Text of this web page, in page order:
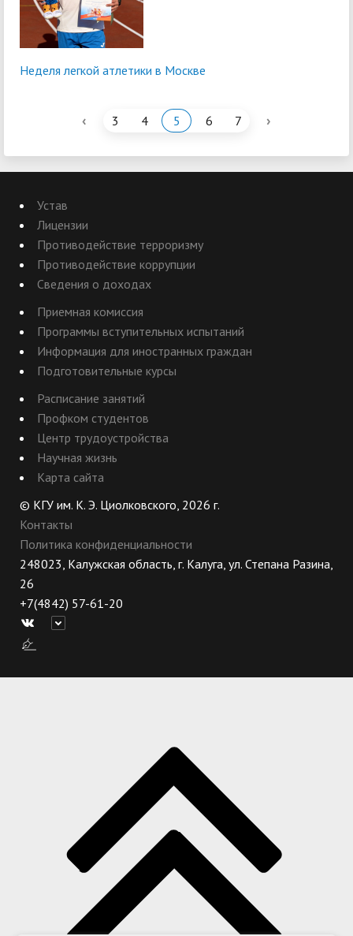
Неделя легкой атлетики в Москве
‹ 3 4 5 6 7 ›
Устав
Лицензии
Противодействие терроризму
Противодействие коррупции
Сведения о доходах
Приемная комиссия
Программы вступительных испытаний
Информация для иностранных граждан
Подготовительные курсы
Расписание занятий
Профком студентов
Центр трудоустройства
Научная жизнь
Карта сайта
© КГУ им. К. Э. Циолковского, 2026 г.
Контакты
Политика конфиденциальности
248023, Калужская область, г. Калуга, ул. Степана Разина,
26
+7(4842) 57-61-20